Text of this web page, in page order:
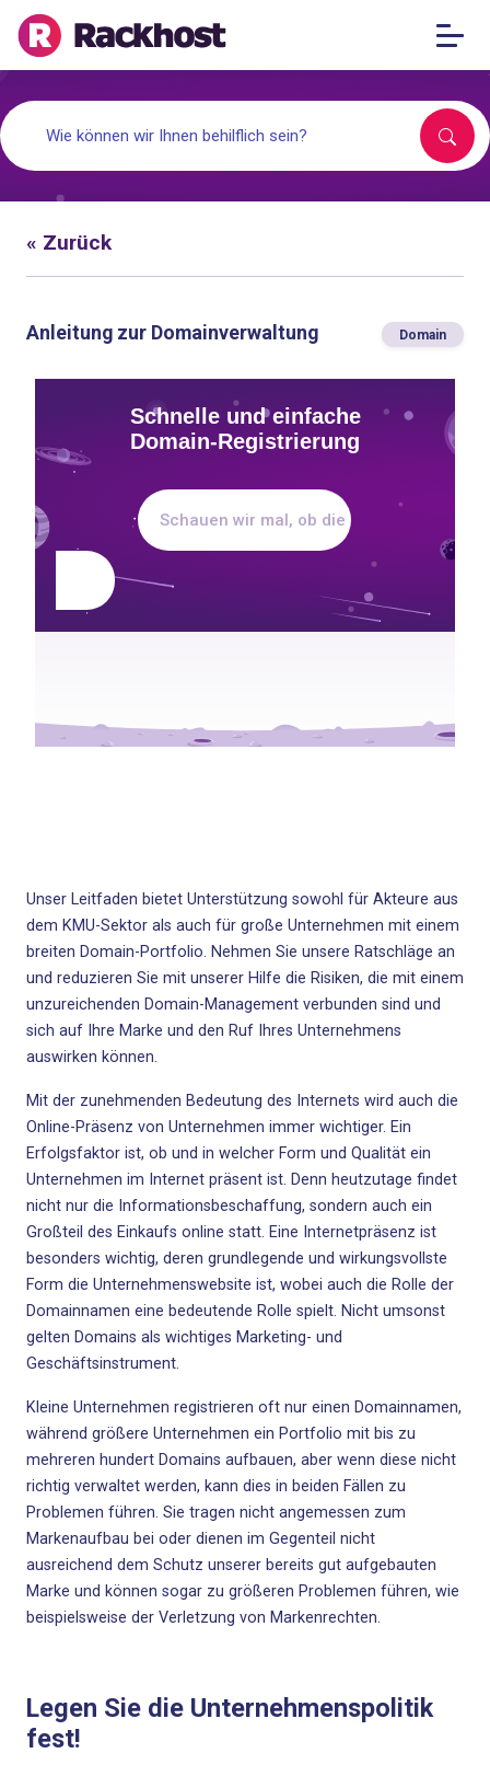
« Zurück
Anleitung zur Domainverwaltung Domain
Unser Leitfaden bietet Unterstützung sowohl für Akteure aus
dem KMU-Sektor als auch für große Unternehmen mit einem
breiten Domain-Portfolio. Nehmen Sie unsere Ratschläge an
und reduzieren Sie mit unserer Hilfe die Risiken, die mit einem
unzureichenden Domain-Management verbunden sind und
sich auf Ihre Marke und den Ruf Ihres Unternehmens
auswirken können.
Mit der zunehmenden Bedeutung des Internets wird auch die
Online-Präsenz von Unternehmen immer wichtiger. Ein
Erfolgsfaktor ist, ob und in welcher Form und Qualität ein
Unternehmen im Internet präsent ist. Denn heutzutage findet
nicht nur die Informationsbeschaffung, sondern auch ein
Großteil des Einkaufs online statt. Eine Internetpräsenz ist
besonders wichtig, deren grundlegende und wirkungsvollste
Form die Unternehmenswebsite ist, wobei auch die Rolle der
Domainnamen eine bedeutende Rolle spielt. Nicht umsonst
gelten Domains als wichtiges Marketing- und
Geschäftsinstrument.
Kleine Unternehmen registrieren oft nur einen Domainnamen,
während größere Unternehmen ein Portfolio mit bis zu
mehreren hundert Domains aufbauen, aber wenn diese nicht
richtig verwaltet werden, kann dies in beiden Fällen zu
Problemen führen. Sie tragen nicht angemessen zum
Markenaufbau bei oder dienen im Gegenteil nicht
ausreichend dem Schutz unserer bereits gut aufgebauten
Marke und können sogar zu größeren Problemen führen, wie
beispielsweise der Verletzung von Markenrechten.
Legen Sie die Unternehmenspolitik
fest!